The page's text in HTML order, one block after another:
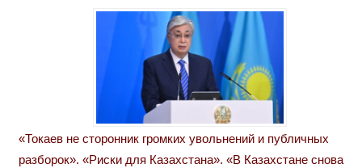
«Токаев не сторонник громких увольнений и публичных
разборок». «Риски для Казахстана». «В Казахстане снова